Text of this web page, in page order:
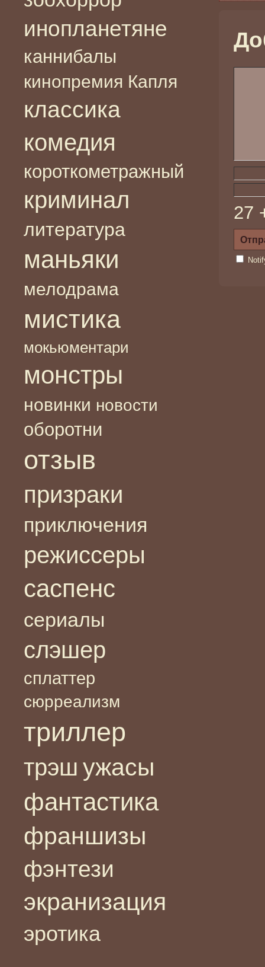
инопланетяне
каннибалы
кинопремия Капля
классика
комедия
короткометражный
криминал
литература
маньяки
мелодрама
мистика
мокьюментари
монстры
новинки новости
оборотни
отзыв
призраки
приключения
режиссеры
саспенс
сериалы
слэшер
сплаттер
сюрреализм
триллер
трэш ужасы
фантастика
франшизы
фэнтези
экранизация
эротика
27